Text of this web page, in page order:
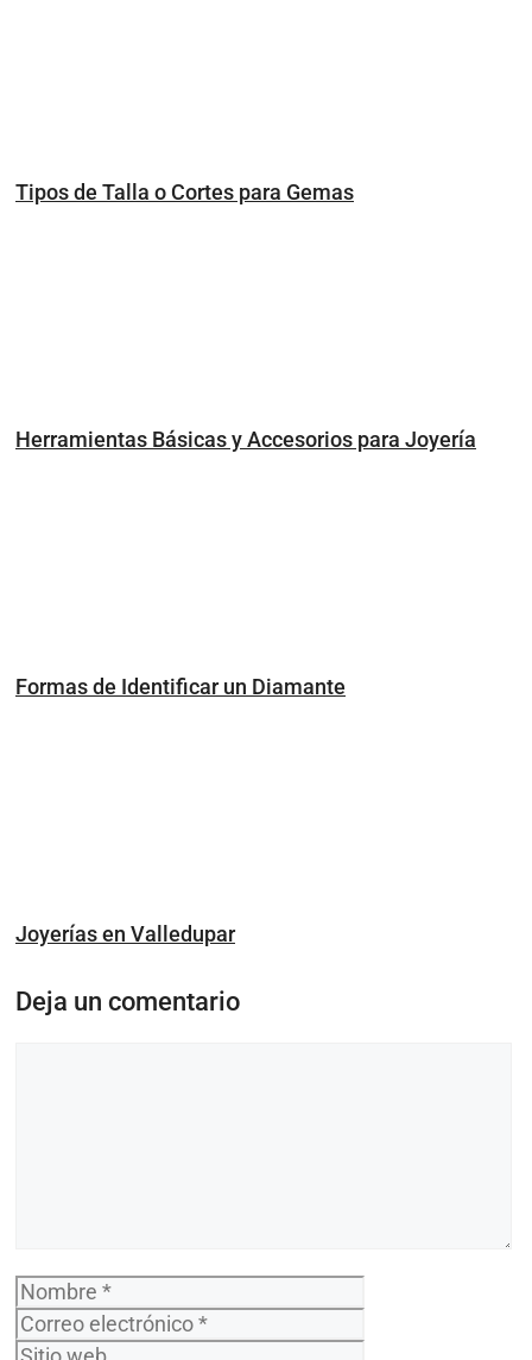
Tipos de Talla o Cortes para Gemas
Herramientas Básicas y Accesorios para Joyería
Formas de Identificar un Diamante
Joyerías en Valledupar
Deja un comentario
Nombre
electrónico
web